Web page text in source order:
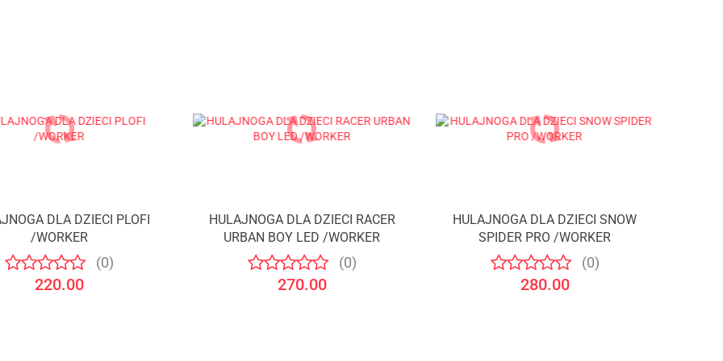
DLA DZIECI PLOFI
/WORKER
(0)
220.00
HULAJNOGA DLA DZIECI RACER
URBAN BOY LED /WORKER
(0)
270.00
HULAJNOGA DLA DZIECI SNOW
SPIDER PRO /WORKER
(0)
280.00